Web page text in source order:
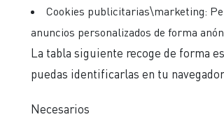
Cookies publicitarias\marketing:
anuncios personalizados de forma
La tabla siguiente recoge de forma
puedas identificarlas en tu
Necesarios